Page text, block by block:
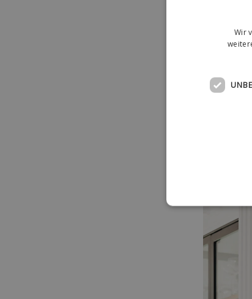
Die
Wir